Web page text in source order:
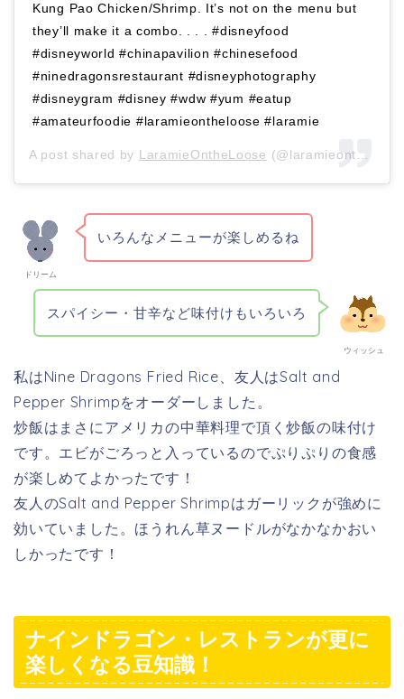
Kung Pao Chicken/Shrimp. It’s not on the menu but
they’ll make it a combo. . . . #disneyfood
#disneyworld #chinapavilion #chinesefood
#ninedragonsrestaurant #disneyphotography
#disneygram #disney #wdw #yum #eatup
#amateurfoodie #laramieontheloose #laramie
A post shared by LaramieOntheLoose (@laramieontheloose) on
ドリーム
いろんなメニューが楽しめるね
ウィッシュ
スパイシー・甘辛など味付けもいろいろ
私はNine Dragons Fried Rice、友人はSalt and
Pepper Shrimpをオーダーしました。
炒飯はまさにアメリカの中華料理で頂く炒飯の味付け
です。エビがごろっと入っているのでぷりぷりの食感
が楽しめてよかったです！
友人のSalt and Pepper Shrimpはガーリックが強めに
効いていました。ほうれん草ヌードルがなかなかおい
しかったです！
ナインドラゴン・レストランが更に
楽しくなる豆知識！